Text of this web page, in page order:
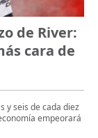
de River:
cara de
y seis de cada diez
empeorará